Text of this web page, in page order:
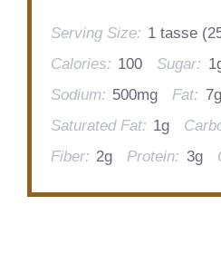
Serving Size: 1 tasse
Calories: 100 Sugar:
Sodium: 500mg Fat: 7g
Saturated Fat: 1g
Fiber: 2g Protein: 3g